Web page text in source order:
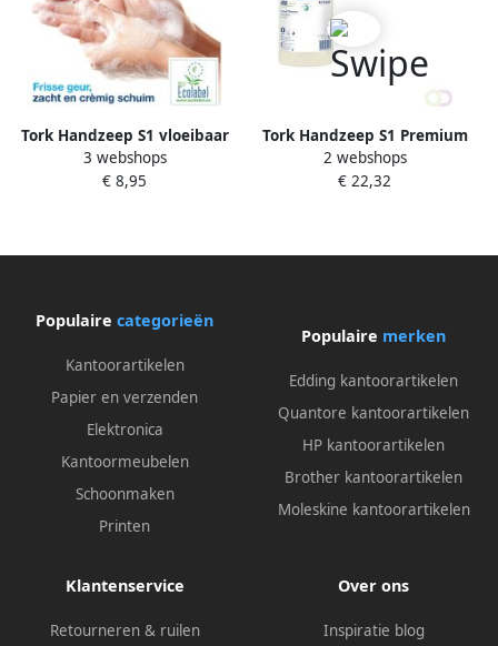
Tork Handzeep S1 vloeibaar
mild geparfurmeerd parelwit
1000ml 420501
3 webshops
€ 8,95
Tork Handzeep S1 Premium
vloeibaar 1000ml 420401
2 webshops
€ 22,32
Populaire categorieën
Kantoorartikelen
Papier en verzenden
Elektronica
Kantoormeubelen
Schoonmaken
Printen
Populaire merken
Edding kantoorartikelen
Quantore kantoorartikelen
HP kantoorartikelen
Brother kantoorartikelen
Moleskine kantoorartikelen
Klantenservice
Retourneren & ruilen
Over ons
Inspiratie blog